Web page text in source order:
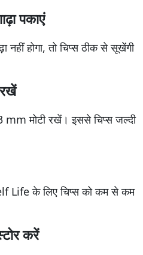
पकाएं
नहीं होगा, तो चिप्स ठीक से सूखेंगी
mm मोटी रखें। इससे चिप्स जल्दी
Life के लिए चिप्स को कम से कम
करें